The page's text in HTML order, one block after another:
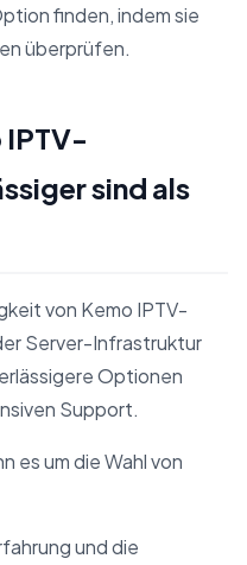
finden, indem sie
überprüfen.
IPTV-
sind als
von Kemo IPTV-
Server-Infrastruktur
Optionen
Support.
es um die Wahl von
und die